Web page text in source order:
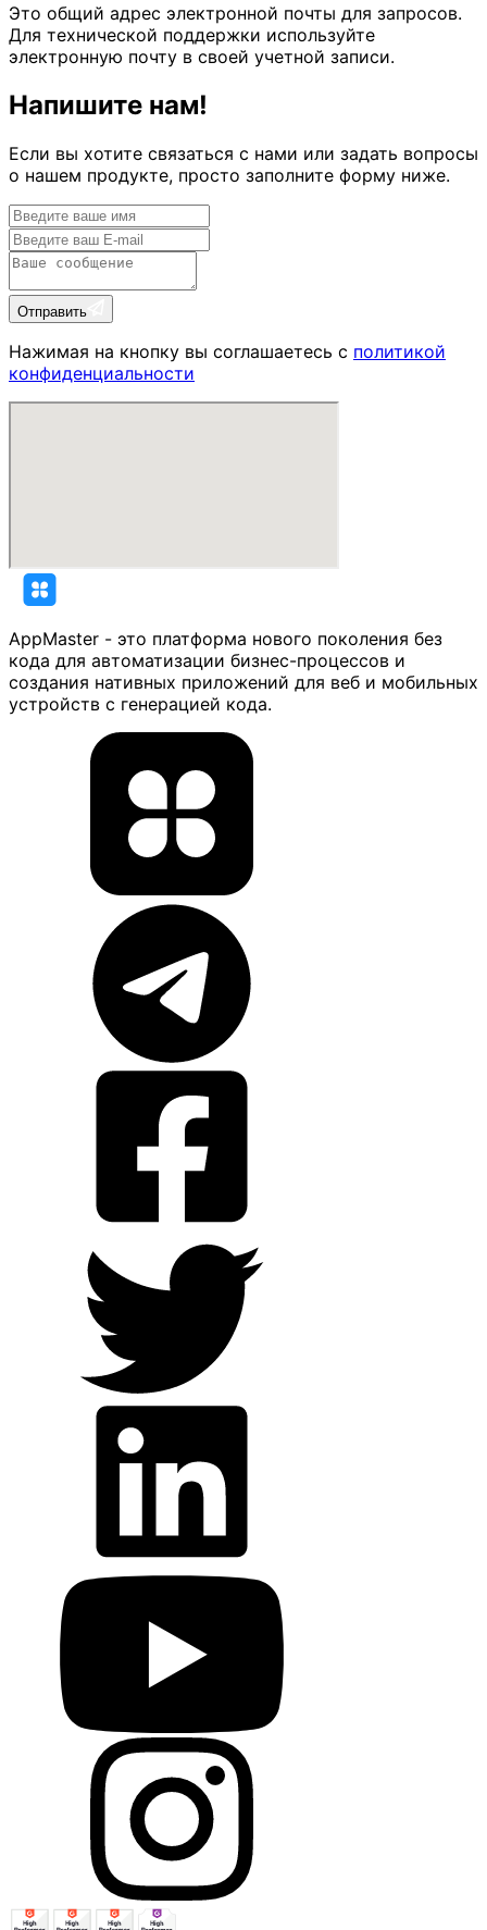
Это общий адрес электронной почты для запросов.
Для технической поддержки используйте
электронную почту в своей учетной записи.
Напишите нам!
Если вы хотите связаться с нами или задать вопросы
о нашем продукте, просто заполните форму ниже.
Отправить
Нажимая на кнопку вы соглашаетесь с политикой
конфиденциальности
AppMaster - это платформа нового поколения без
кода для автоматизации бизнес-процессов и
создания нативных приложений для веб и мобильных
устройств с генерацией кода.